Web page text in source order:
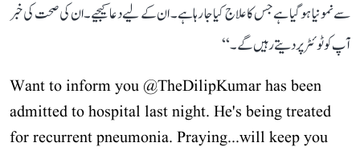
سے نمونیا ہو گیا ہے جس کا علاج کیا جا رہا ہے۔ ان کے لیے دعا کیجیے۔ ان کی صحت کی خبر
آپ کو ٹوئٹر پر دیتے رہیں گے۔‘‘
Want to inform you @TheDilipKumarhas been
admitted to hospital last night. He's being treated
for recurrent pneumonia. Praying...will keep you